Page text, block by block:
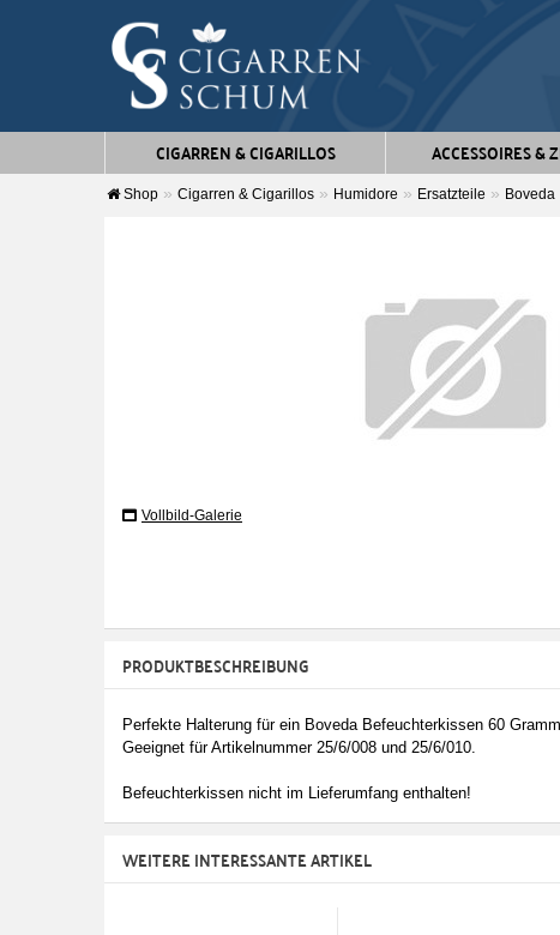
CIGARREN & CIGARILLOS ACCESSOIRES &
Shop Cigarren & Cigarillos Humidore Ersatzteile Boveda
Vollbild-Galerie
PRODUKTBESCHREIBUNG
Perfekte Halterung für ein Boveda Befeuchterkissen 60
Geeignet für Artikelnummer 25/6/008 und 25/6/010.
Befeuchterkissen nicht im Lieferumfang enthalten!
WEITERE INTERESSANTE ARTIKEL